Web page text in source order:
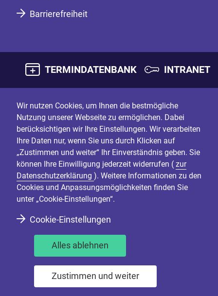
Barrierefreiheit
TERMINDATENBANK INTRANET
Wir nutzen Cookies, um Ihnen die bestmögliche
Nutzung unserer Webseite zu ermöglichen. Dabei
berücksichtigen wir Ihre Einstellungen. Wir verarbeiten
Ihre Daten nur, wenn Sie uns durch Klicken auf
„Zustimmen und weiter“ Ihr Einverständnis geben. Sie
können Ihre Einwilligung jederzeit widerrufen ( zur
Datenschutzerklärung ). Weitere Informationen zu den
Cookies und Anpassungsmöglichkeiten finden Sie
unter „Cookie-Einstellungen“.
Cookie-Einstellungen
Alles ablehnen
Zustimmen und weiter